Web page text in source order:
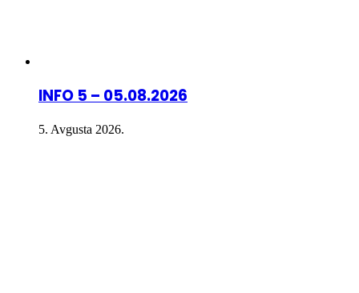
INFO 5 – 05.08.2026
5. Avgusta 2026.